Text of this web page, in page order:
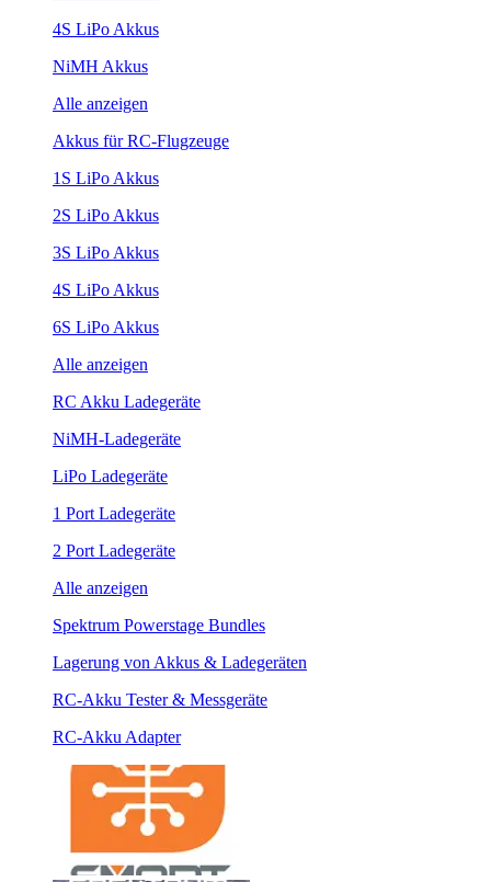
4S LiPo Akkus
NiMH Akkus
Alle anzeigen
Akkus für RC-Flugzeuge
1S LiPo Akkus
2S LiPo Akkus
3S LiPo Akkus
4S LiPo Akkus
6S LiPo Akkus
Alle anzeigen
RC Akku Ladegeräte
NiMH-Ladegeräte
LiPo Ladegeräte
1 Port Ladegeräte
2 Port Ladegeräte
Alle anzeigen
Spektrum Powerstage Bundles
Lagerung von Akkus & Ladegeräten
RC-Akku Tester & Messgeräte
RC-Akku Adapter